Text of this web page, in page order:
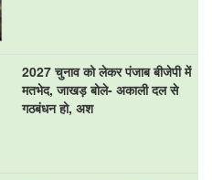
2027 चुनाव को लेकर पंजाब बीजेपी में
मतभेद, जाखड़ बोले- अकाली दल से
गठबंधन हो, अश